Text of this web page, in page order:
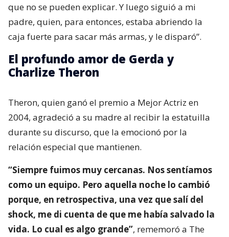
que no se pueden explicar. Y luego siguió a mi
padre, quien, para entonces, estaba abriendo la
caja fuerte para sacar más armas, y le disparó”.
El profundo amor de Gerda y
Charlize Theron
Theron, quien ganó el premio a Mejor Actriz en
2004, agradeció a su madre al recibir la estatuilla
durante su discurso, que la emocionó por la
relación especial que mantienen.
“Siempre fuimos muy cercanas. Nos sentíamos
como un equipo. Pero aquella noche lo cambió
porque, en retrospectiva, una vez que salí del
shock, me di cuenta de que me había salvado la
vida. Lo cual es algo grande”, rememoró a The